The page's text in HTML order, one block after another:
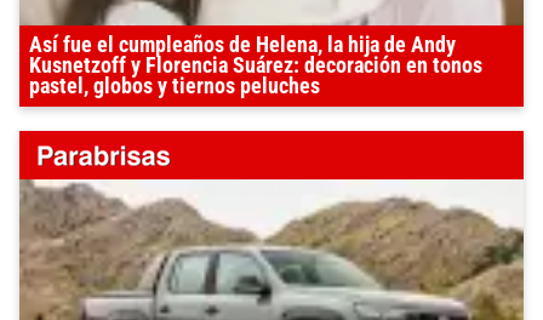
Así fue el cumpleaños de Helena, la hija de Andy
Kusnetzoff y Florencia Suárez: decoración en tonos
pastel, globos y tiernos peluches